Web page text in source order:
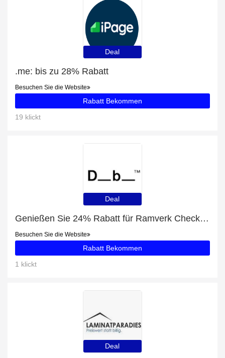
Deal
.me: bis zu 28% Rabatt
Besuchen Sie die Website
Rabatt Bekommen
19 klickt
Deal
Genießen Sie 24% Rabatt für Ramverk Check-in Luggage Medium Green Ray
Besuchen Sie die Website
Rabatt Bekommen
1 klickt
Deal